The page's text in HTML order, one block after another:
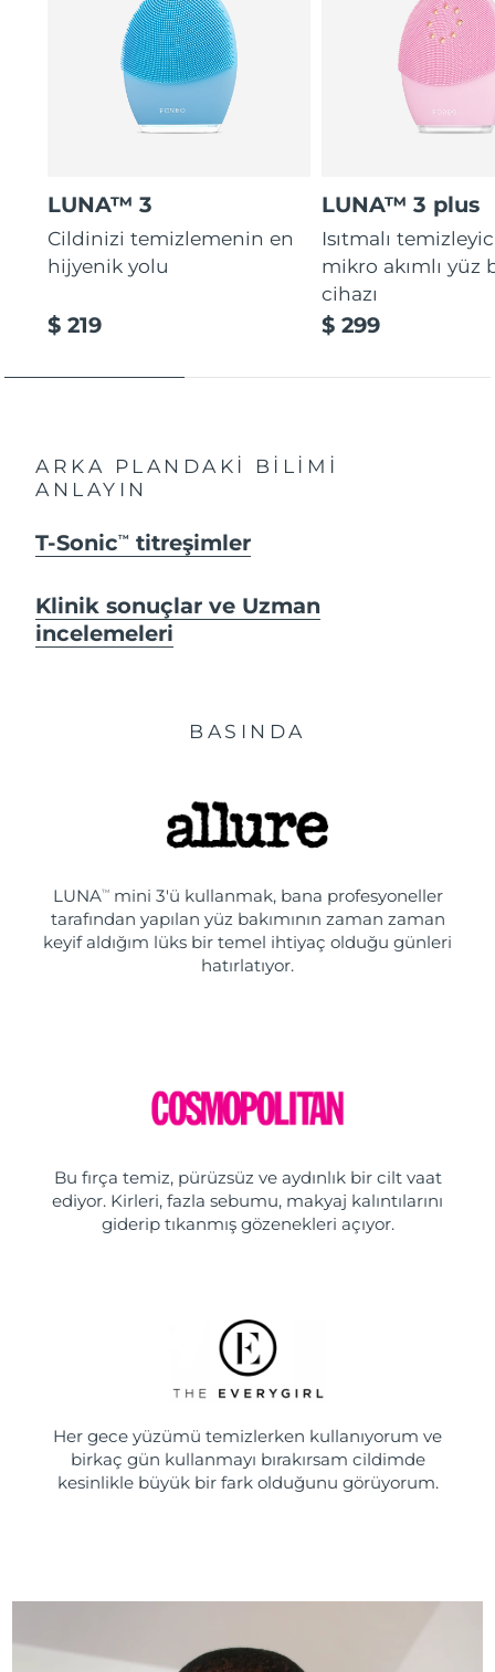
LUNA™ 3
Cildinizi temizlemenin en
hijyenik yolu
$ 219
LUNA™ 3 plus
Isıtmalı
mikro akımlı yüz
cihazı
$ 299
ARKA PLANDAKİ BİLİMİ
ANLAYIN
T-SonicTM titreşimler
Klinik sonuçlar ve Uzman
incelemeleri
BASINDA
LUNATMmini 3'ü kullanmak, bana profesyoneller
tarafından yapılan yüz bakımının zaman zaman
keyif aldığım lüks bir temel ihtiyaç olduğu günleri
hatırlatıyor.
Bu fırça temiz, pürüzsüz ve aydınlık bir cilt vaat
ediyor. Kirleri, fazla sebumu, makyaj kalıntılarını
giderip tıkanmış gözenekleri açıyor.
Her gece yüzümü temizlerken kullanıyorum ve
birkaç gün kullanmayı bırakırsam cildimde
kesinlikle büyük bir fark olduğunu görüyorum.